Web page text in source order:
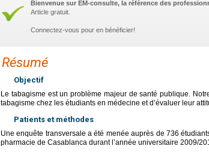
Bienvenue sur EM-consulte, la référence des
Article gratuit.
Connectez-vous pour en bénéficier!
Résumé
Objectif
Le tabagisme est un problème majeur de santé publique.
tabagisme chez les étudiants en médecine et d’évaluer leur
Patients et méthodes
Une enquête transversale a été menée auprès de 736
pharmacie de Casablanca durant l’année universitaire 2009/